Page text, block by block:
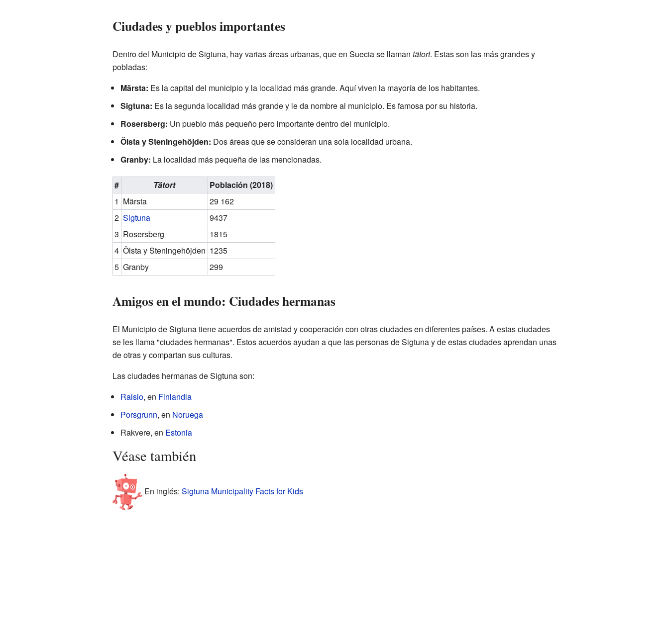
Ciudades y pueblos importantes
Dentro del Municipio de Sigtuna, hay varias áreas urbanas, que en Suecia se llaman tätort. Estas son las más grandes y
pobladas:
Märsta: Es la capital del municipio y la localidad más grande. Aquí viven la mayoría de los habitantes.
Sigtuna: Es la segunda localidad más grande y le da nombre al municipio. Es famosa por su historia.
Rosersberg: Un pueblo más pequeño pero importante dentro del municipio.
Ölsta y Steningehöjden: Dos áreas que se consideran una sola localidad urbana.
Granby: La localidad más pequeña de las mencionadas.
# Tätort
Población (2018)
1 Märsta
29 162
2 Sigtuna
9437
3 Rosersberg
1815
4 Ölsta y Steningehöjden 1235
5 Granby 299
Amigos en el mundo: Ciudades hermanas
El Municipio de Sigtuna tiene acuerdos de amistad y cooperación con otras ciudades en diferentes países. A estas ciudades
se les llama "ciudades hermanas". Estos acuerdos ayudan a que las personas de Sigtuna y de estas ciudades aprendan unas
de otras y compartan sus culturas.
Las ciudades hermanas de Sigtuna son:
Raisio, en Finlandia
Porsgrunn, en Noruega
Rakvere, en Estonia
Véase también
En inglés: Sigtuna Municipality Facts for Kids